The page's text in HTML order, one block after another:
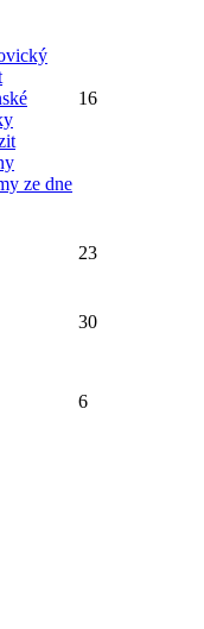
ze dne
16
23
30
6